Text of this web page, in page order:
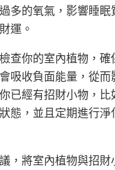
多的氧氣，影響睡
運。
查你的室內植物，
吸收負面能量，從
已經有招財小物，比
態，並且定期進行
，將室內植物與招